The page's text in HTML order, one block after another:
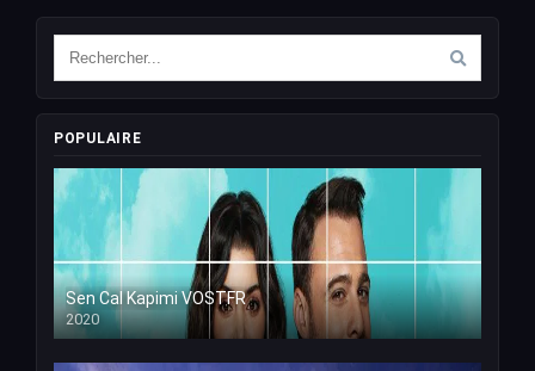
POPULAIRE
Sen Cal Kapimi VOSTFR
2020